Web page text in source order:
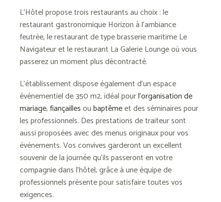
L’Hôtel propose trois restaurants au choix : le
restaurant gastronomique Horizon à l’ambiance
feutrée, le restaurant de type brasserie maritime Le
Navigateur et le restaurant La Galerie Lounge où vous
passerez un moment plus décontracté.
L’établissement dispose également d’un espace
événementiel de 350 m2, idéal pourl’organisation de
mariage,fiançaillesoubaptêmeet des séminaires pour
les professionnels. Des prestations de traiteur sont
aussi proposées avec des menus originaux pour vos
événements. Vos convives garderont un excellent
souvenir de la journée qu’ils passeront en votre
compagnie dans l’hôtel, grâce à une équipe de
professionnels présente pour satisfaire toutes vos
exigences.